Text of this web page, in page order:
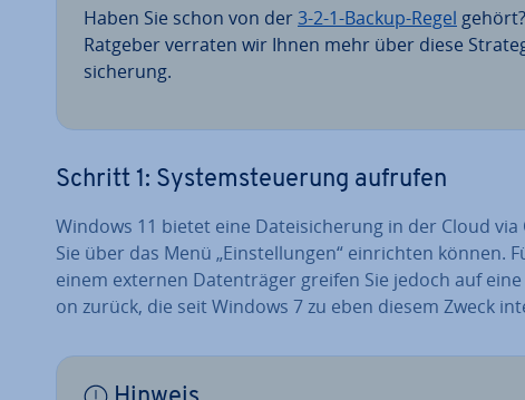
Haben Sie schon von der3-2-1-Backup-Regel
Ratgeber verraten wir Ihnen mehr über diese
si­che­rung.
Schritt 1: Sys­tem­steue­rung aufrufen
Windows 11 bietet eine Da­tei­si­che­rung in der Cloud via
Sie über das Menü „Ein­stel­lun­gen“ ein­rich­ten können.
einem externen Da­ten­trä­ger greifen Sie jedoch auf
on zurück, die seit Windows 7 zu eben diesem Zweck